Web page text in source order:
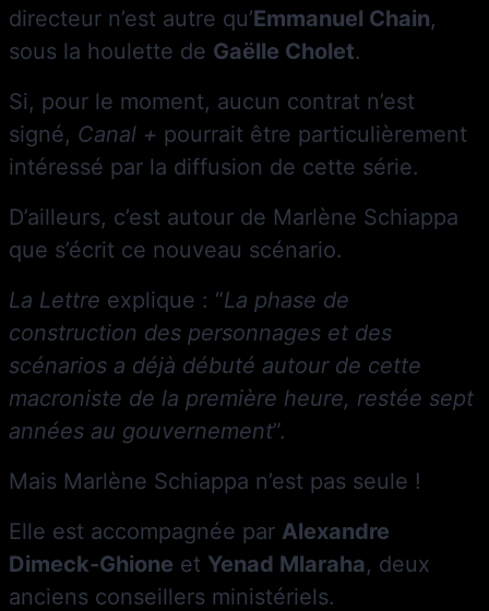
directeur n’est autre qu’Emmanuel Chain,
sous la houlette de Gaëlle Cholet.
Si, pour le moment, aucun contrat n’est
signé, Canal + pourrait être particulièrement
intéressé par la diffusion de cette série.
D’ailleurs, c’est autour de Marlène Schiappa
que s’écrit ce nouveau scénario.
La Lettre explique : “La phase de
construction des personnages et des
scénarios a déjà débuté autour de cette
macroniste de la première heure, restée sept
années au gouvernement”.
Mais Marlène Schiappa n’est pas seule !
Elle est accompagnée par Alexandre
Dimeck-Ghione et Yenad Mlaraha, deux
anciens conseillers ministériels.